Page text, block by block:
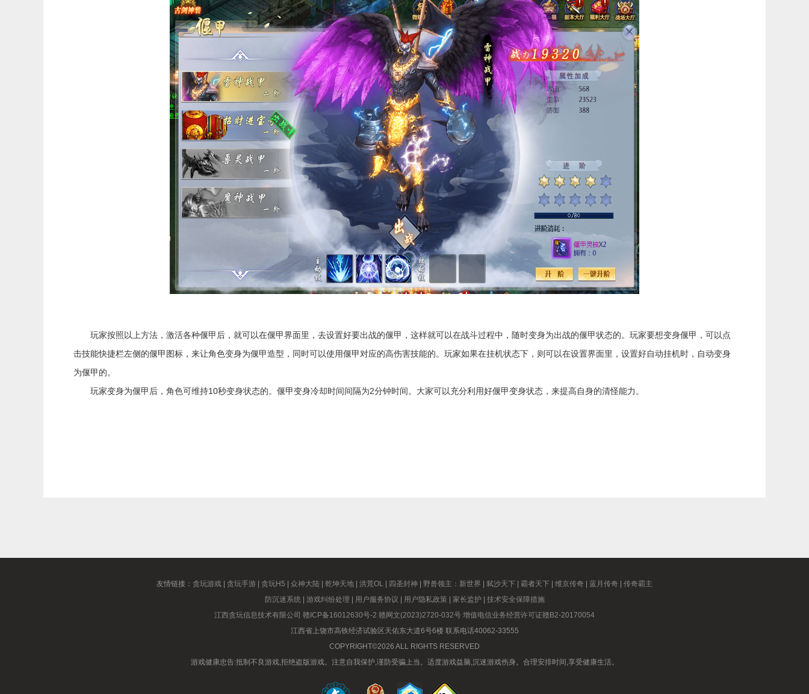
玩家按照以上方法，激活各种偃甲后，就可以在偃甲界面里，去设置好要出战的偃甲，这样就可以在战斗过程中，随时变身为出战的偃甲状态的。玩家要想变身偃甲，可以点
击技能快捷栏左侧的偃甲图标，来让角色变身为偃甲造型，同时可以使用偃甲对应的高伤害技能的。玩家如果在挂机状态下，则可以在设置界面里，设置好自动挂机时，自动变身
为偃甲的。
玩家变身为偃甲后，角色可维持10秒变身状态的。偃甲变身冷却时间间隔为2分钟时间。大家可以充分利用好偃甲变身状态，来提高自身的清怪能力。
友情链接： 贪玩游戏 贪玩手游 贪玩H5 众神大陆 乾坤天地 洪荒OL 四圣封神 野兽领主：新世界 弑沙天下 霸者天下 维京传奇 蓝月传奇
传奇霸主
防沉迷系统| 游戏纠纷处理 用户服务协议 用户隐私政策 家长监护
技术安全保障措施
江西贪玩信息技术有限公司 赣ICP备16012630号-2 赣网文(2023)2720-032号 增值电信业务经营许可证赣B2-20170054
江西省上饶市高铁经济试验区天佑东大道6号6楼 联系电话40062-33555
COPYRIGHT©2026 ALL RIGHTS RESERVED
游戏健康忠告:抵制不良游戏,拒绝盗版游戏。注意自我保护,谨防受骗上当。适度游戏益脑,沉迷游戏伤身。合理安排时间,享受健康生活。